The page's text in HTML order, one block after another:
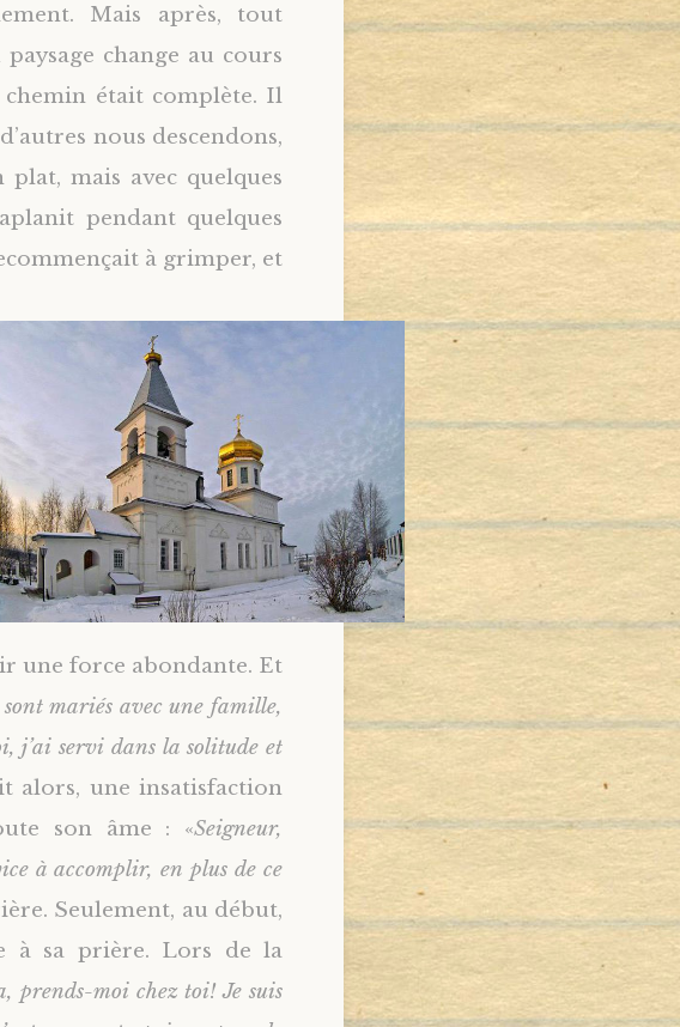
Mais après, tout
change au cours
chemin était complète. Il
nous descendons,
mais avec quelques
pendant quelques
à grimper, et
une force abondante. Et
mariés avec une famille,
j’ai servi dans la solitude et
alors, une insatisfaction
son âme : «Seigneur,
à accomplir, en plus de ce
Seulement, au début,
à sa prière. Lors de la
prends-moi chez toi! Je suis